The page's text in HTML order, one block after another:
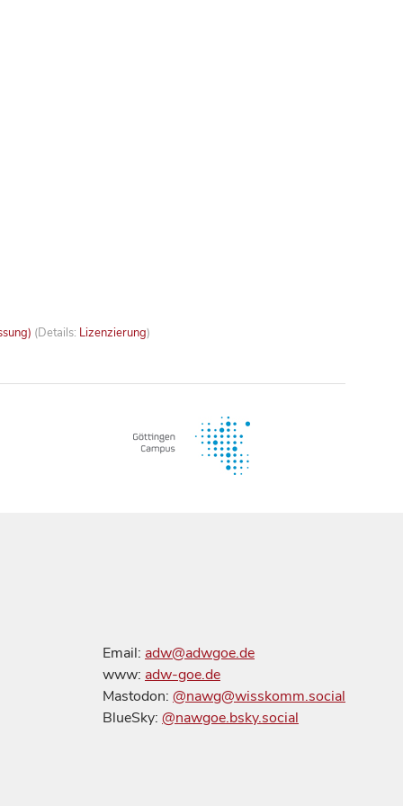
(Details: Lizenzierung)
Email: adw@adwgoe.de
www: adw-goe.de
Mastodon: @nawg@wisskomm.social
BlueSky: @nawgoe.bsky.social